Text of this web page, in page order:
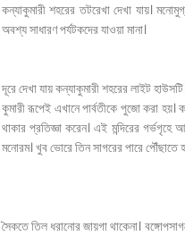
কন্যাকুমারী শহরের তটরেখা দেখা যায়।
অবশ্য সাধারণ পর্যটকদের যাওয়া মানা।
দূরে দেখা যায় কন্যাকুমারী শহরের লাইট
কুমারী রূপেই এখানে পার্বতীকে পুজো করা হয়।
থাকার প্রতিজ্ঞা করেন। এই মন্দিরের
মনোরম। খুব ভোরে তিন সাগরের পারে পৌঁছাতে
সৈকতে তিল ধরানোর জায়গা থাকেনা।